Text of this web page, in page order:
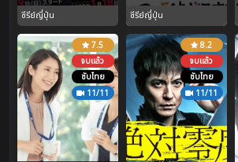
ซีรีย์ญี่ปุ่น ซีรีย์ญี่ปุ่น
7.5
จบแล้ว
ซับไทย
11/11
8.2
จบแล้ว
ซับไทย
11/11